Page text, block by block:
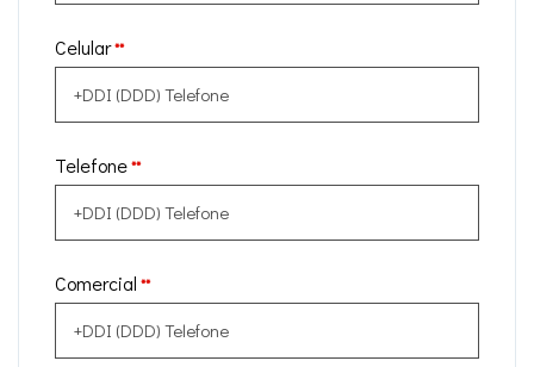
Celular**
Telefone**
Comercial **